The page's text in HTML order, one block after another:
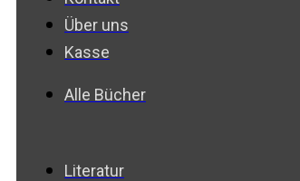
Über uns
Kasse
Alle Bücher
Literatur